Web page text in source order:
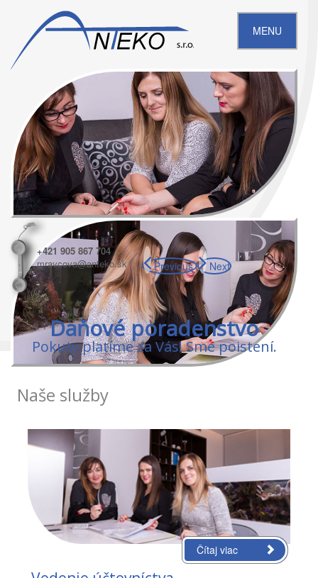
MENU
+421 905 867 704
mravcova@anteko.sk
Previous Next
Daňové poradenstvo
Pokuty platíme za Vás! Sme poistení.
Naše služby
Čítaj viac